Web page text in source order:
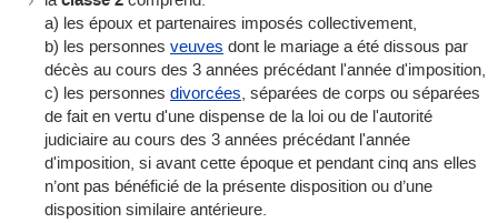
a) les époux et partenaires imposés collectivement,
b) les personnes veuves dont le mariage a été dissous par
décès au cours des 3 années précédant l'année d'imposition,
c) les personnes divorcées, séparées de corps ou séparées
de fait en vertu d'une dispense de la loi ou de l'autorité
judiciaire au cours des 3 années précédant l'année
d'imposition, si avant cette époque et pendant cinq ans elles
n’ont pas bénéficié de la présente disposition ou d’une
disposition similaire antérieure.